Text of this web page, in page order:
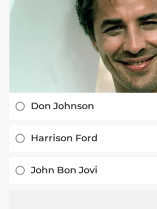
Don Johnson
Harrison Ford
John Bon Jovi